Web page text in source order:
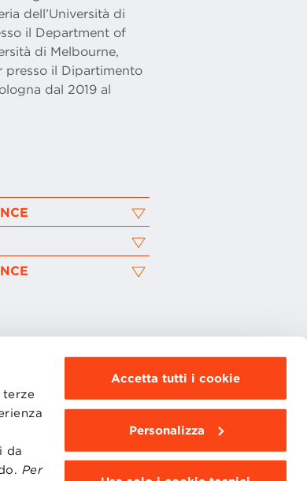
da
Per
Accetta tutti i cookie
Personalizza
dell’Università di
il Department of
di Melbourne,
presso il Dipartimento
dal 2019 al
MOODLE
WEBMAIL
BBS COMMUNITY PORTAL